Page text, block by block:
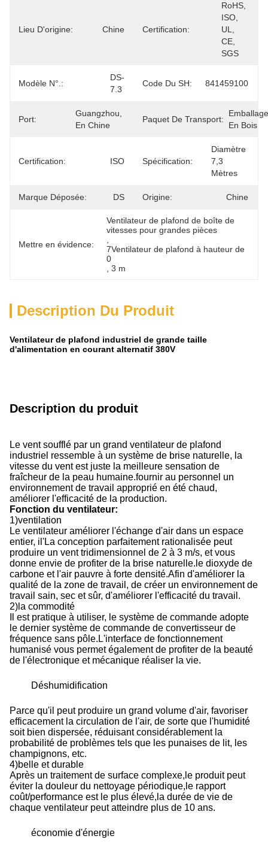
Lieu D'origine: Chine Certification:
RoHS,
ISO,
UL,
CE,
SGS
Modèle N°.:
DS-
7.3
Code Du SH: 841459100
Port:
Guangzhou,
En Chine
Paquet De Transport:
Emballage
En Bois
Certification: ISO Spécification:
Diamètre
7,3
Mètres
Marque Déposée: DS Origine: Chine
Mettre en évidence:
Ventilateur de plafond de boîte de
vitesses pour grandes pièces
7Ventilateur de plafond à hauteur de
0
, 3 m
Description Du Produit
Ventilateur de plafond industriel de grande taille
d'alimentation en courant alternatif 380V
Description du produit
Le vent soufflé par un grand ventilateur de plafond
industriel ressemble à un système de brise naturelle, la
vitesse du vent est juste la meilleure sensation de
fraîcheur de la peau humaine.fournir au personnel un
environnement de travail approprié en été chaud,
améliorer l'efficacité de la production.
Fonction du ventilateur:
1)ventilation
Le ventilateur améliorer l'échange d'air dans un espace
entier, il 'La conception parfaitement rationalisée peut
produire un vent tridimensionnel de 2 à 3 m/s, et vous
donne envie de profiter de la brise naturelle.le dioxyde de
carbone et l'air pauvre à forte densité.Afin d'améliorer la
qualité de la zone de travail, de créer un environnement de
travail sain, sec et sûr, d'améliorer l'efficacité du travail.
2) la commodité
Il est pratique à utiliser, le système de commande adopte
le dernier système de commande de convertisseur de
fréquence sans pôle.L'interface de fonctionnement
humanisé vous permet également de profiter de la beauté
de l'électronique et mécanique réaliser la vie.
Déshumidification
Parce qu'il peut produire un grand volume d'air, favoriser
efficacement la circulation de l'air, de sorte que l'humidité
soit bien dispersée, réduisant considérablement la
probabilité de problèmes tels que les punaises de lit, les
champignons, etc.
4)belle et durable
Après un traitement de surface complexe,le produit peut
éviter la douleur du nettoyage périodique,le rapport
coût/performance est le plus élevé,la durée de vie de
chaque ventilateur peut atteindre plus de 10 ans.
économie d'énergie